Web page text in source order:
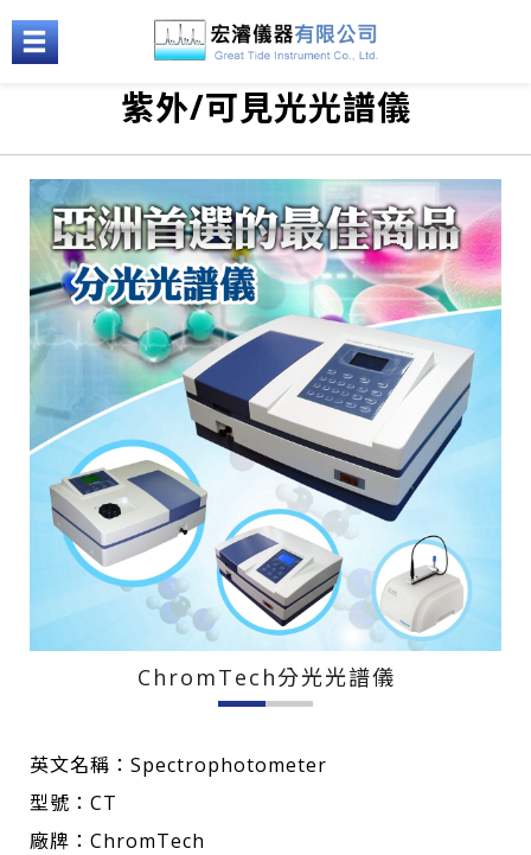
紫外/可見光光譜儀
ChromTech分光光譜儀
英文名稱：Spectrophotometer
型號：CT
廠牌：ChromTech